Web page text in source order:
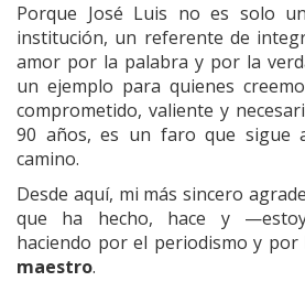
Porque José Luis no es solo
institución, un referente de
amor por la palabra y por la
un ejemplo para quienes
comprometido, valiente y
90 años, es un faro que sigue
camino.
Desde aquí, mi más sincero
que ha hecho, hace y
haciendo por el periodismo y por
maestro.